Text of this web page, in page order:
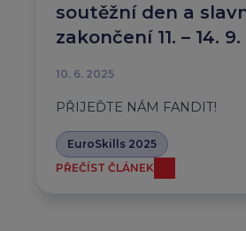
soutěžní den a
zakončení 11. – 14. 9.
10. 6. 2025
PŘIJEĎTE NÁM FANDIT!
EuroSkills 2025
PŘEČÍST ČLÁNEK